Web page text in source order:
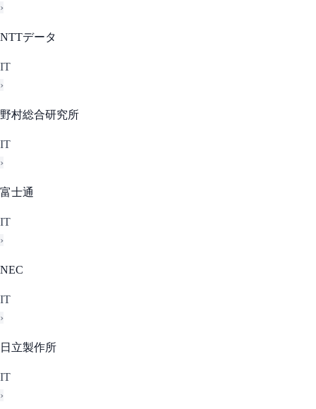
›
NTTデータ
IT
›
野村総合研究所
IT
›
富士通
IT
›
NEC
IT
›
日立製作所
IT
›